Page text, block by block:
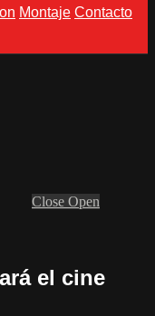
Montaje Contacto
Close Open
el cine